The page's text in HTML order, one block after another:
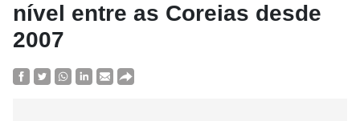
nível entre as Coreias desde
2007